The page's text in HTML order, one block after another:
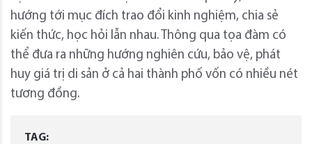
hướng tới mục đích trao đổi kinh nghiệm, chia sẻ
kiến thức, học hỏi lẫn nhau. Thông qua tọa đàm có
thể đưa ra những hướng nghiên cứu, bảo vệ, phát
huy giá trị di sản ở cả hai thành phố vốn có nhiều nét
tương đồng.
TAG: